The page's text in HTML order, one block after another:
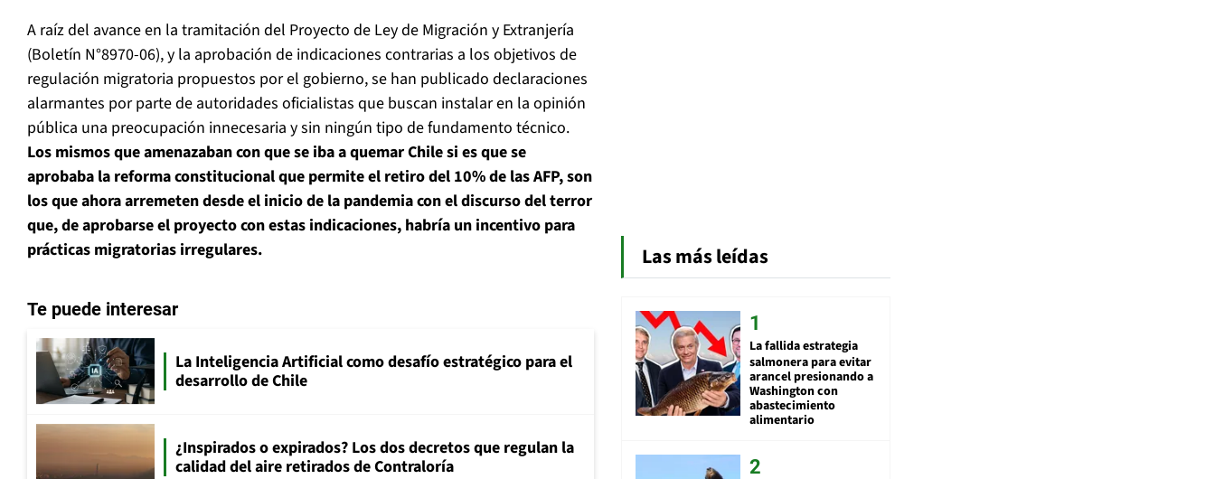
A raíz del avance en la tramitación del Proyecto de Ley de Migración y Extranjería
(Boletín N°8970-06), y la aprobación de indicaciones contrarias a los objetivos de
regulación migratoria propuestos por el gobierno, se han publicado declaraciones
alarmantes por parte de autoridades oficialistas que buscan instalar en la opinión
pública una preocupación innecesaria y sin ningún tipo de fundamento técnico.
Los mismos que amenazaban con que se iba a quemar Chile si es que se
aprobaba la reforma constitucional que permite el retiro del 10% de las AFP, son
los que ahora arremeten desde el inicio de la pandemia con el discurso del terror
que, de aprobarse el proyecto con estas indicaciones, habría un incentivo para
prácticas migratorias irregulares.
Te puede interesar
La Inteligencia Artificial como desafío estratégico para el
desarrollo de Chile
¿Inspirados o expirados? Los dos decretos que regulan la
calidad del aire retirados de Contraloría
Las más leídas
La fallida estrategia
salmonera para evitar
arancel presionando a
Washington con
abastecimiento
alimentario